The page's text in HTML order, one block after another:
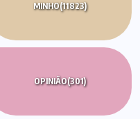
MINHO(11823)
OPINIÃO(301)